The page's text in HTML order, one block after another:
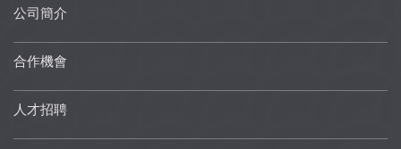
公司簡介
合作機會
人才招聘